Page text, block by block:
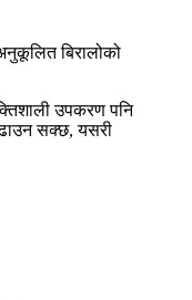
बिरालोको
उपकरण पनि
सक्छ, यसरी